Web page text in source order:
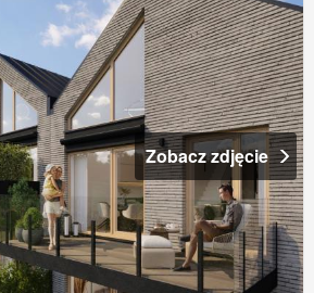
Zobacz zdjęcie